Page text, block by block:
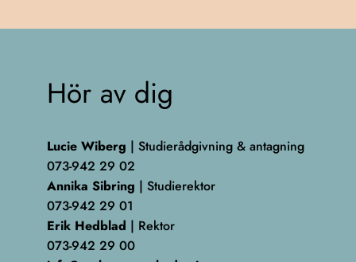
Hör av dig
Lucie Wiberg | Studierådgivning & antagning
073-942 29 02
Annika Sibring | Studierektor
073-942 29 01
Erik Hedblad | Rektor
073-942 29 00